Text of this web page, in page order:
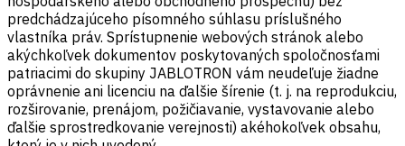
predchádzajúceho písomného súhlasu príslušného
vlastníka práv. Sprístupnenie webových stránok alebo
akýchkoľvek dokumentov poskytovaných spoločnosťami
patriacimi do skupiny JABLOTRON vám neudeľuje žiadne
oprávnenie ani licenciu na ďalšie šírenie (t. j. na reprodukciu,
rozširovanie, prenájom, požičiavanie, vystavovanie alebo
ďalšie sprostredkovanie verejnosti) akéhokoľvek obsahu,